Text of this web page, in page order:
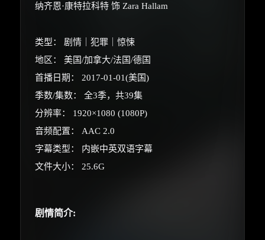
纳齐恩·康特拉科特 饰 Zara Hallam
类型： 剧情｜犯罪｜惊悚
地区： 美国/加拿大/法国/德国
首播日期： 2017-01-01(美国)
季数/集数： 全3季，共39集
分辨率： 1920×1080 (1080P)
音频配置： AAC 2.0
字幕类型： 内嵌中英双语字幕
文件大小： 25.6G
剧情简介: